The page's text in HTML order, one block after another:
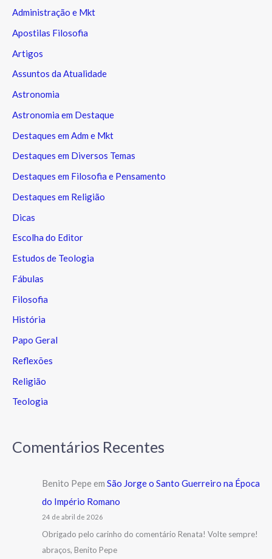
Administração e Mkt
Apostilas Filosofia
Artigos
Assuntos da Atualidade
Astronomia
Astronomia em Destaque
Destaques em Adm e Mkt
Destaques em Diversos Temas
Destaques em Filosofia e Pensamento
Destaques em Religião
Dicas
Escolha do Editor
Estudos de Teologia
Fábulas
Filosofia
História
Papo Geral
Reflexões
Religião
Teologia
Comentários Recentes
Benito Pepe em São Jorge o Santo Guerreiro na Época
do Império Romano
24 de abril de 2026
Obrigado pelo carinho do comentário Renata! Volte sempre!
abraços, Benito Pepe